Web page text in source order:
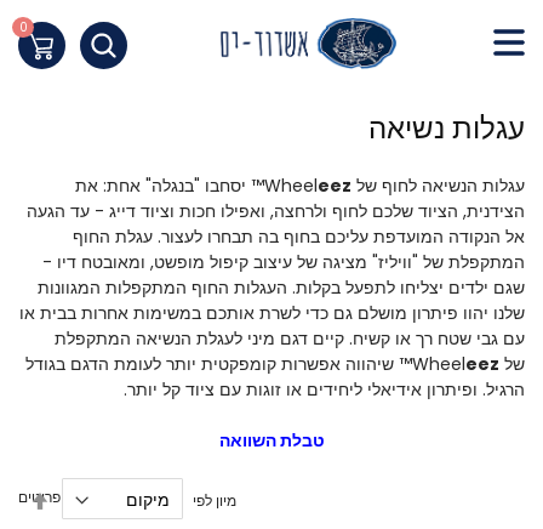
של
אינטרנט,
לחץ
אנטר
כדי
לעבור
לאזור
תוכן
מרכזי
Content
העגלה שלי
0
עגלות נשיאה
עגלות הנשיאה לחוף של Wheel eez
™ יסחבו "בנגלה" אחת: את
הצידנית, הציוד שלכם לחוף ולרחצה, ואפילו חכות וציוד דייג - עד הגעה
אל הנקודה המועדפת עליכם בחוף בה תבחרו לעצור. עגלת החוף
המתקפלת של "וויליז" מציגה של עיצוב קיפול מופשט, ומאובטח דיו -
שגם ילדים יצליחו לתפעל בקלות. העגלות החוף המתקפלות המגוונות
שלנו יהוו פיתרון מושלם גם כדי לשרת אותכם במשימות אחרות בבית או
עם גבי שטח רך או קשיח. קיים דגם מיני לעגלת הנשיאה המתקפלת
של
Wheeleez
™ שיהווה אפשרות קומפקטית יותר לעומת הדגם בגודל
הרגיל. ופיתרון אידיאלי ליחידים או זוגות עם ציוד קל יותר.
טבלת השוואה
פריטים מיון לפי
הגדר